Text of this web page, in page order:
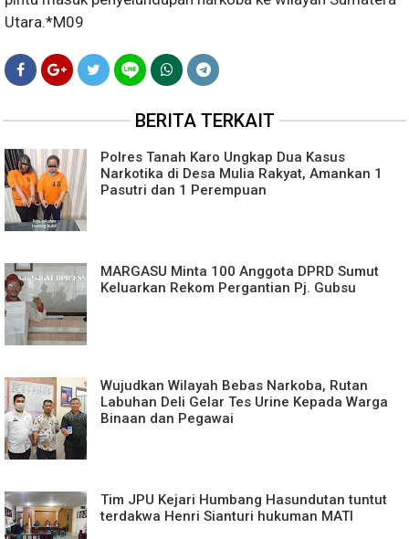
Utara.*M09
BERITA TERKAIT
Polres Tanah Karo Ungkap Dua Kasus
Narkotika di Desa Mulia Rakyat, Amankan 1
Pasutri dan 1 Perempuan
MARGASU Minta 100 Anggota DPRD Sumut
Keluarkan Rekom Pergantian Pj. Gubsu
Wujudkan Wilayah Bebas Narkoba, Rutan
Labuhan Deli Gelar Tes Urine Kepada Warga
Binaan dan Pegawai
Tim JPU Kejari Humbang Hasundutan tuntut
terdakwa Henri Sianturi hukuman MATI